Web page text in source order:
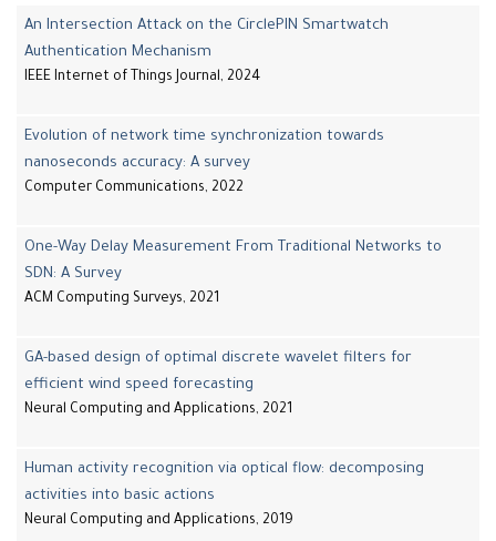
An Intersection Attack on the CirclePIN Smartwatch
Authentication Mechanism
IEEE Internet of Things Journal, 2024
Evolution of network time synchronization towards
nanoseconds accuracy: A survey
Computer Communications, 2022
One-Way Delay Measurement From Traditional Networks to
SDN: A Survey
ACM Computing Surveys, 2021
GA-based design of optimal discrete wavelet filters for
efficient wind speed forecasting
Neural Computing and Applications, 2021
Human activity recognition via optical flow: decomposing
activities into basic actions
Neural Computing and Applications, 2019